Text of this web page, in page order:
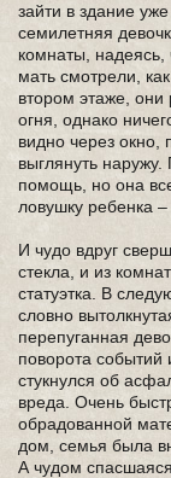
зайти в здание
семилетняя
комнаты, надеясь,
мать смотрели,
втором этаже,
огня, однако
видно через окно,
выглянуть
помощь, но она
ловушку ребенка
И чудо вдруг
стекла, и из
статуэтка. В
словно
перепуганная
поворота событий
стукнулся об
вреда. Очень
обрадованной
дом, семья была
А чудом